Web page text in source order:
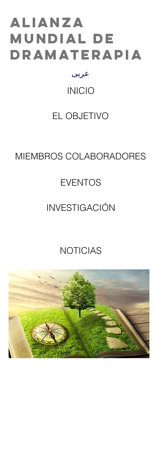
Alianza
Mundial de
Dramaterapia
عربى
INICIO
EL OBJETIVO
MIEMBROS COLABORADORES
EVENTOS
INVESTIGACIÓN
NOTICIAS